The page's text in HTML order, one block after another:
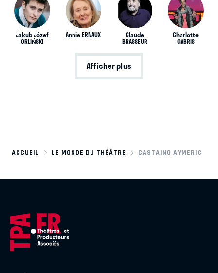
Jakub Józef
ORLIŃSKI
Annie ERNAUX Claude
BRASSEUR
Charlotte
GABRIS
Afficher plus
ACCUEIL LE MONDE DU THÉÂTRE CASTAING AYMERIC